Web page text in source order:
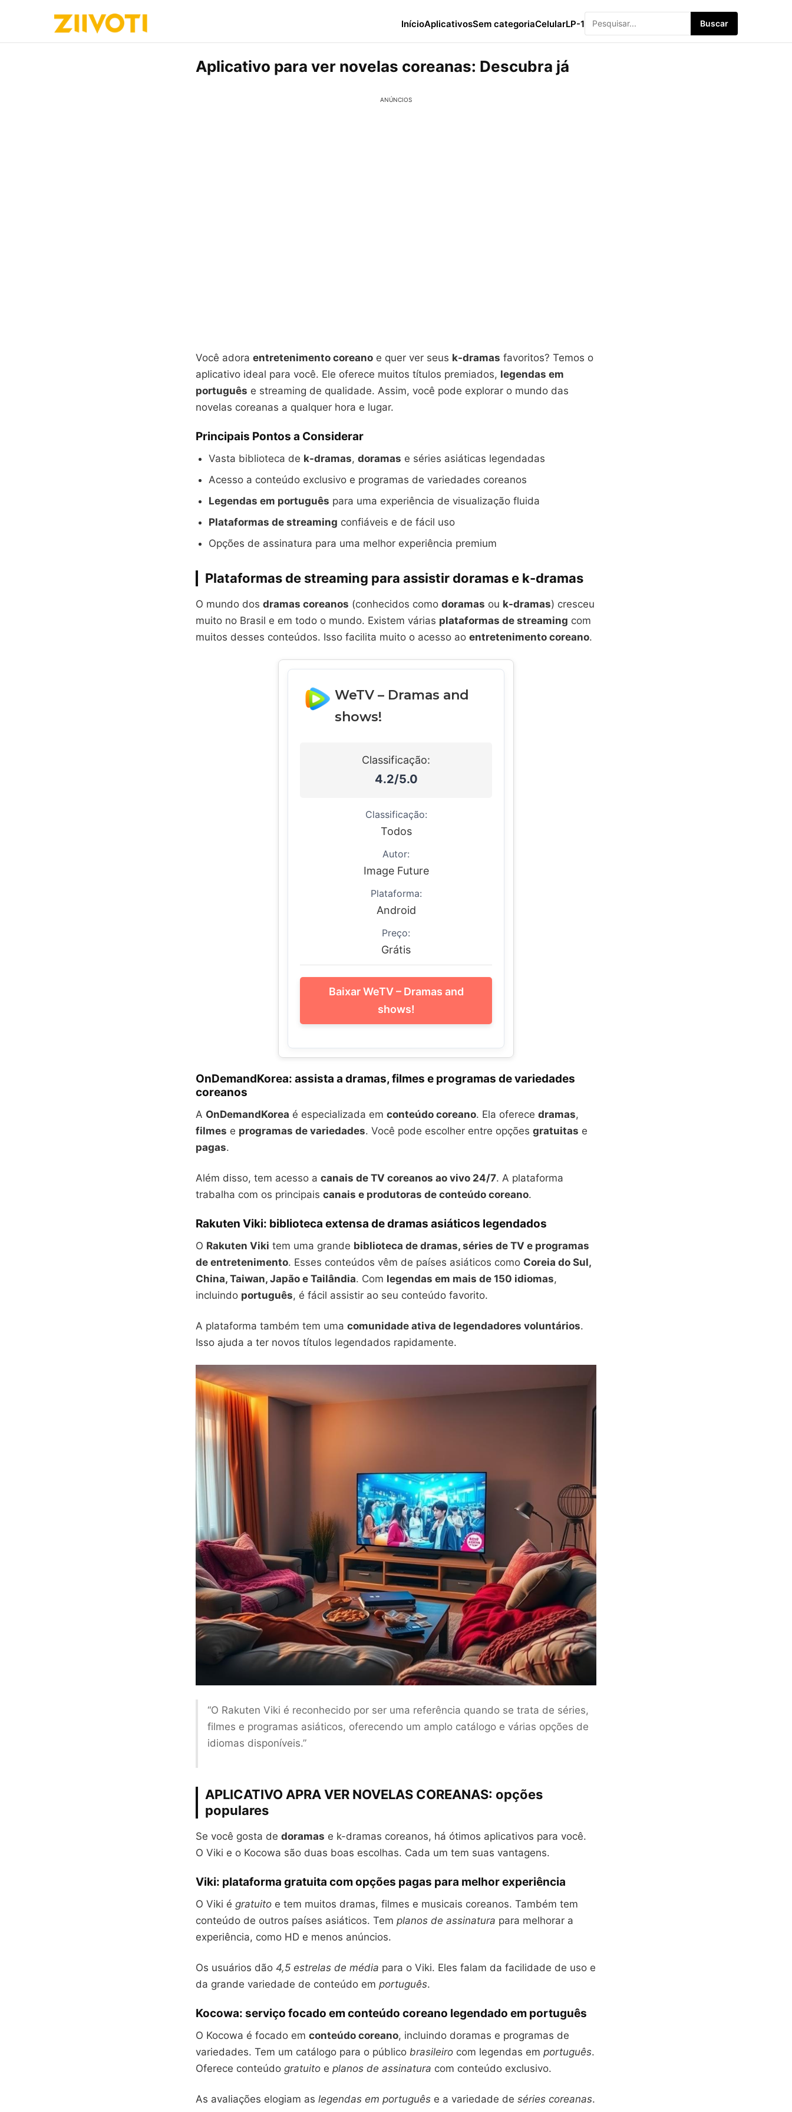
InícioAplicativosSem categoriaCelularLP-1 Buscar
Aplicativo para ver novelas coreanas: Descubra já
ANÚNCIOS
Você adora entretenimento coreano e quer ver seus k-dramas favoritos? Temos o
aplicativo ideal para você. Ele oferece muitos títulos premiados, legendas em
português e streaming de qualidade. Assim, você pode explorar o mundo das
novelas coreanas a qualquer hora e lugar.
Principais Pontos a Considerar
Vasta biblioteca de k-dramas, doramas e séries asiáticas legendadas
Acesso a conteúdo exclusivo e programas de variedades coreanos
Legendas em português para uma experiência de visualização fluida
Plataformas de streaming confiáveis e de fácil uso
Opções de assinatura para uma melhor experiência premium
Plataformas de streaming para assistir doramas e k-dramas
O mundo dos dramas coreanos (conhecidos como doramas ou k-dramas) cresceu
muito no Brasil e em todo o mundo. Existem várias plataformas de streaming com
muitos desses conteúdos. Isso facilita muito o acesso ao entretenimento coreano.
WeTV – Dramas and
shows!
Classificação:
4.2/5.0
Classificação:
Todos
Autor:
Image Future
Plataforma:
Android
Preço:
Grátis
Baixar WeTV – Dramas and
shows!
OnDemandKorea: assista a dramas, filmes e programas de variedades
coreanos
A OnDemandKorea é especializada em conteúdo coreano. Ela oferece dramas,
filmes e programas de variedades. Você pode escolher entre opções gratuitas e
pagas.
Além disso, tem acesso a canais de TV coreanos ao vivo 24/7. A plataforma
trabalha com os principais canais e produtoras de conteúdo coreano.
Rakuten Viki: biblioteca extensa de dramas asiáticos legendados
O Rakuten Viki tem uma grande biblioteca de dramas, séries de TV e programas
de entretenimento. Esses conteúdos vêm de países asiáticos como Coreia do Sul,
China, Taiwan, Japão e Tailândia. Com legendas em mais de 150 idiomas,
incluindo português, é fácil assistir ao seu conteúdo favorito.
A plataforma também tem uma comunidade ativa de legendadores voluntários.
Isso ajuda a ter novos títulos legendados rapidamente.
“O Rakuten Viki é reconhecido por ser uma referência quando se trata de séries,
filmes e programas asiáticos, oferecendo um amplo catálogo e várias opções de
idiomas disponíveis.”
APLICATIVO APRA VER NOVELAS COREANAS: opções
populares
Se você gosta de doramas e k-dramas coreanos, há ótimos aplicativos para você.
O Viki e o Kocowa são duas boas escolhas. Cada um tem suas vantagens.
Viki: plataforma gratuita com opções pagas para melhor experiência
O Viki é gratuito e tem muitos dramas, filmes e musicais coreanos. Também tem
conteúdo de outros países asiáticos. Tem planos de assinatura para melhorar a
experiência, como HD e menos anúncios.
Os usuários dão 4,5 estrelas de média para o Viki. Eles falam da facilidade de uso e
da grande variedade de conteúdo em português.
Kocowa: serviço focado em conteúdo coreano legendado em português
O Kocowa é focado em conteúdo coreano, incluindo doramas e programas de
variedades. Tem um catálogo para o público brasileiro com legendas em português.
Oferece conteúdo gratuito e planos de assinatura com conteúdo exclusivo.
As avaliações elogiam as legendas em português e a variedade de séries coreanas.